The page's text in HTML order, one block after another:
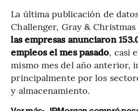
La última publicación de
Challenger, Gray &
las empresas anunciaron
empleos el mes pasado, casi
mismo mes del año anterior,
principalmente por los
y almacenamiento.